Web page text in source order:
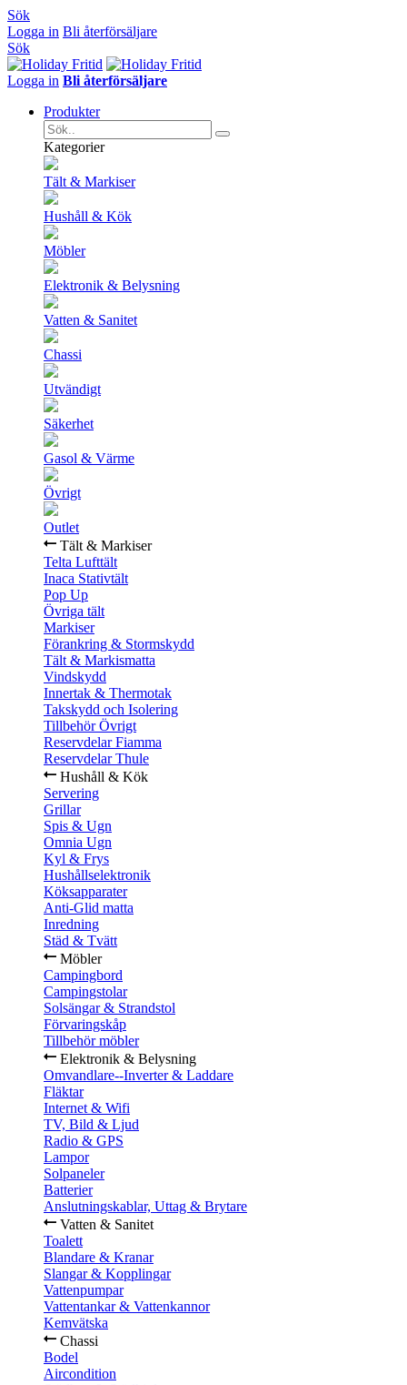
Sök
Logga in Bli återförsäljare
Sök
Logga in Bli återförsäljare
Produkter
Kategorier
Tält & Markiser
Hushåll & Kök
Möbler
Elektronik & Belysning
Vatten & Sanitet
Chassi
Utvändigt
Säkerhet
Gasol & Värme
Övrigt
Outlet
Tält & Markiser
Telta Lufttält
Inaca Stativtält
Pop Up
Övriga tält
Markiser
Förankring & Stormskydd
Tält & Markismatta
Vindskydd
Innertak & Thermotak
Takskydd och Isolering
Tillbehör Övrigt
Reservdelar Fiamma
Reservdelar Thule
Hushåll & Kök
Servering
Grillar
Spis & Ugn
Omnia Ugn
Kyl & Frys
Hushållselektronik
Köksapparater
Anti-Glid matta
Inredning
Städ & Tvätt
Möbler
Campingbord
Campingstolar
Solsängar & Strandstol
Förvaringskåp
Tillbehör möbler
Elektronik & Belysning
Omvandlare--Inverter & Laddare
Fläktar
Internet & Wifi
TV, Bild & Ljud
Radio & GPS
Lampor
Solpaneler
Batterier
Anslutningskablar, Uttag & Brytare
Vatten & Sanitet
Toalett
Blandare & Kranar
Slangar & Kopplingar
Vattenpumpar
Vattentankar & Vattenkannor
Kemvätska
Chassi
Bodel
Aircondition